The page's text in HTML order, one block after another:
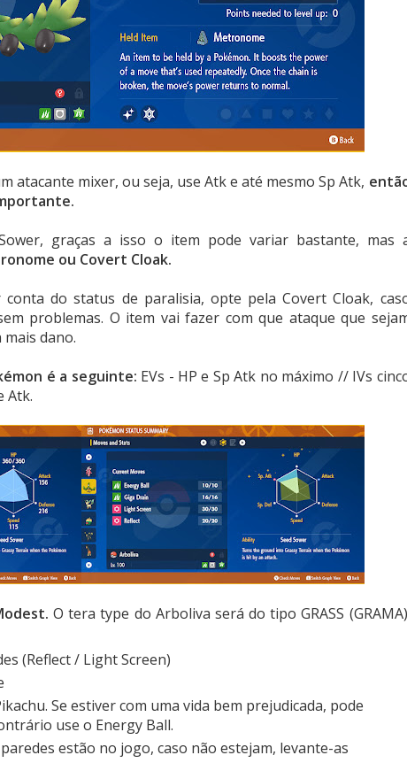
atacante mixer, ou seja, use Atk e até mesmo Sp Atk,
graças a isso o item pode variar bastante, mas
ou Covert Cloak.
do status de paralisia, opte pela Covert Cloak,
problemas. O item vai fazer com que ataque que
dano.
é a seguinte: EVs - HP e Sp Atk no máximo // IVs
Atk.
O tera type do Arboliva será do tipo GRASS
(Reflect / Light Screen)
Se estiver com uma vida bem prejudicada, pode
use o Energy Ball.
estão no jogo, caso não estejam, levante-as